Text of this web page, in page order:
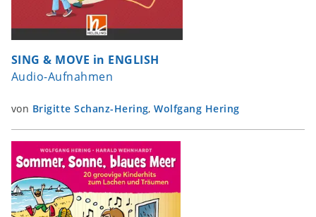
SING & MOVE in ENGLISH
Audio-Aufnahmen
von Brigitte Schanz-Hering,Wolfgang Hering